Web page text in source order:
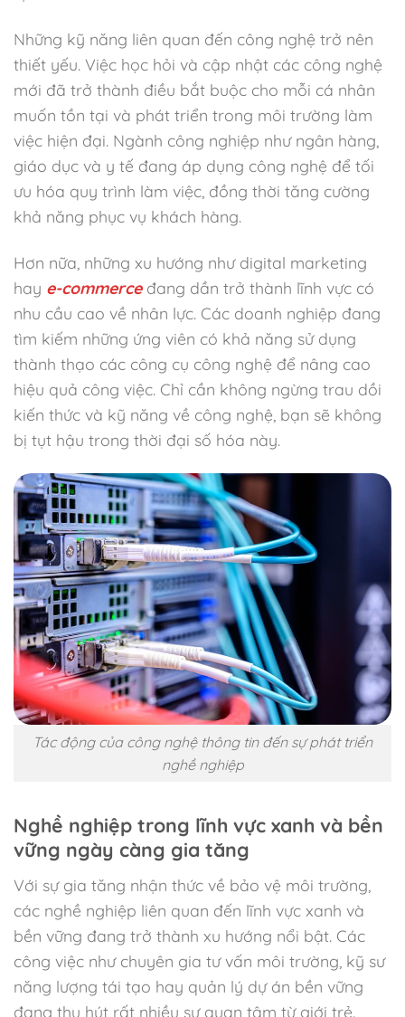
Những kỹ năng liên quan đến công nghệ trở nên
thiết yếu. Việc học hỏi và cập nhật các công nghệ
mới đã trở thành điều bắt buộc cho mỗi cá nhân
muốn tồn tại và phát triển trong môi trường làm
việc hiện đại. Ngành công nghiệp như ngân hàng,
giáo dục và y tế đang áp dụng công nghệ để tối
ưu hóa quy trình làm việc, đồng thời tăng cường
khả năng phục vụ khách hàng.
Hơn nữa, những xu hướng như digital marketing
hay e-commerceđang dần trở thành lĩnh vực có
nhu cầu cao về nhân lực. Các doanh nghiệp đang
tìm kiếm những ứng viên có khả năng sử dụng
thành thạo các công cụ công nghệ để nâng cao
hiệu quả công việc. Chỉ cần không ngừng trau dồi
kiến thức và kỹ năng về công nghệ, bạn sẽ không
bị tụt hậu trong thời đại số hóa này.
Tác động của công nghệ thông tin đến sự phát triển
nghề nghiệp
Nghề nghiệp trong lĩnh vực xanh và bền
vững ngày càng gia tăng
Với sự gia tăng nhận thức về bảo vệ môi trường,
các nghề nghiệp liên quan đến lĩnh vực xanh và
bền vững đang trở thành xu hướng nổi bật. Các
công việc như chuyên gia tư vấn môi trường, kỹ sư
năng lượng tái tạo hay quản lý dự án bền vững
đang thu hút rất nhiều sự quan tâm từ giới trẻ.